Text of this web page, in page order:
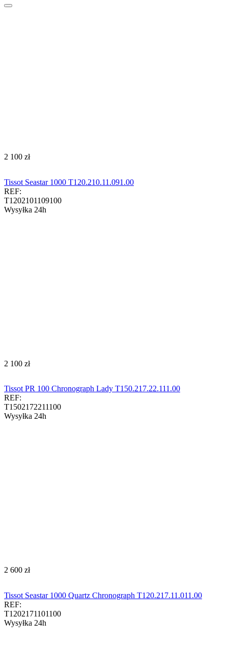
‍2 100‍ zł
Tissot Seastar 1000 T120.210.11.091.00
REF:
T1202101109100
Wysyłka 24h
‍2 100‍ zł
Tissot PR 100 Chronograph Lady T150.217.22.111.00
REF:
T1502172211100
Wysyłka 24h
‍2 600‍ zł
Tissot Seastar 1000 Quartz Chronograph T120.217.11.011.00​​​
REF:
T1202171101100
Wysyłka 24h